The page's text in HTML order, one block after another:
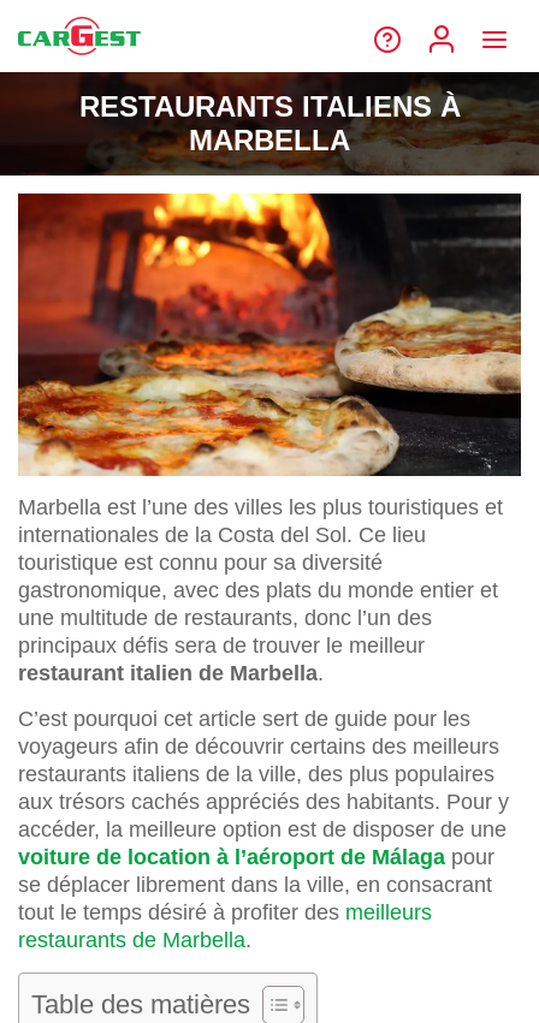
RESTAURANTS ITALIENS À
MARBELLA
Marbella est l’une des villes les plus touristiques et
internationales de la Costa del Sol. Ce lieu
touristique est connu pour sa diversité
gastronomique, avec des plats du monde entier et
une multitude de restaurants, donc l’un des
principaux défis sera de trouver le meilleur
restaurant italien de Marbella.
C’est pourquoi cet article sert de guide pour les
voyageurs afin de découvrir certains des meilleurs
restaurants italiens de la ville, des plus populaires
aux trésors cachés appréciés des habitants. Pour y
accéder, la meilleure option est de disposer de une
voiture de location à l’aéroport de Málaga pour
se déplacer librement dans la ville, en consacrant
tout le temps désiré à profiter des meilleurs
restaurants de Marbella.
Table des matières